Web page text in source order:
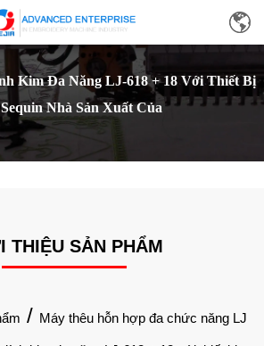
Kim Đa Năng LJ-618 + 18 Với Thiết Bị
Nhà Sản Xuất Của
THIỆU SẢN PHẨM
/ Máy thêu hỗn hợp đa chức năng LJ